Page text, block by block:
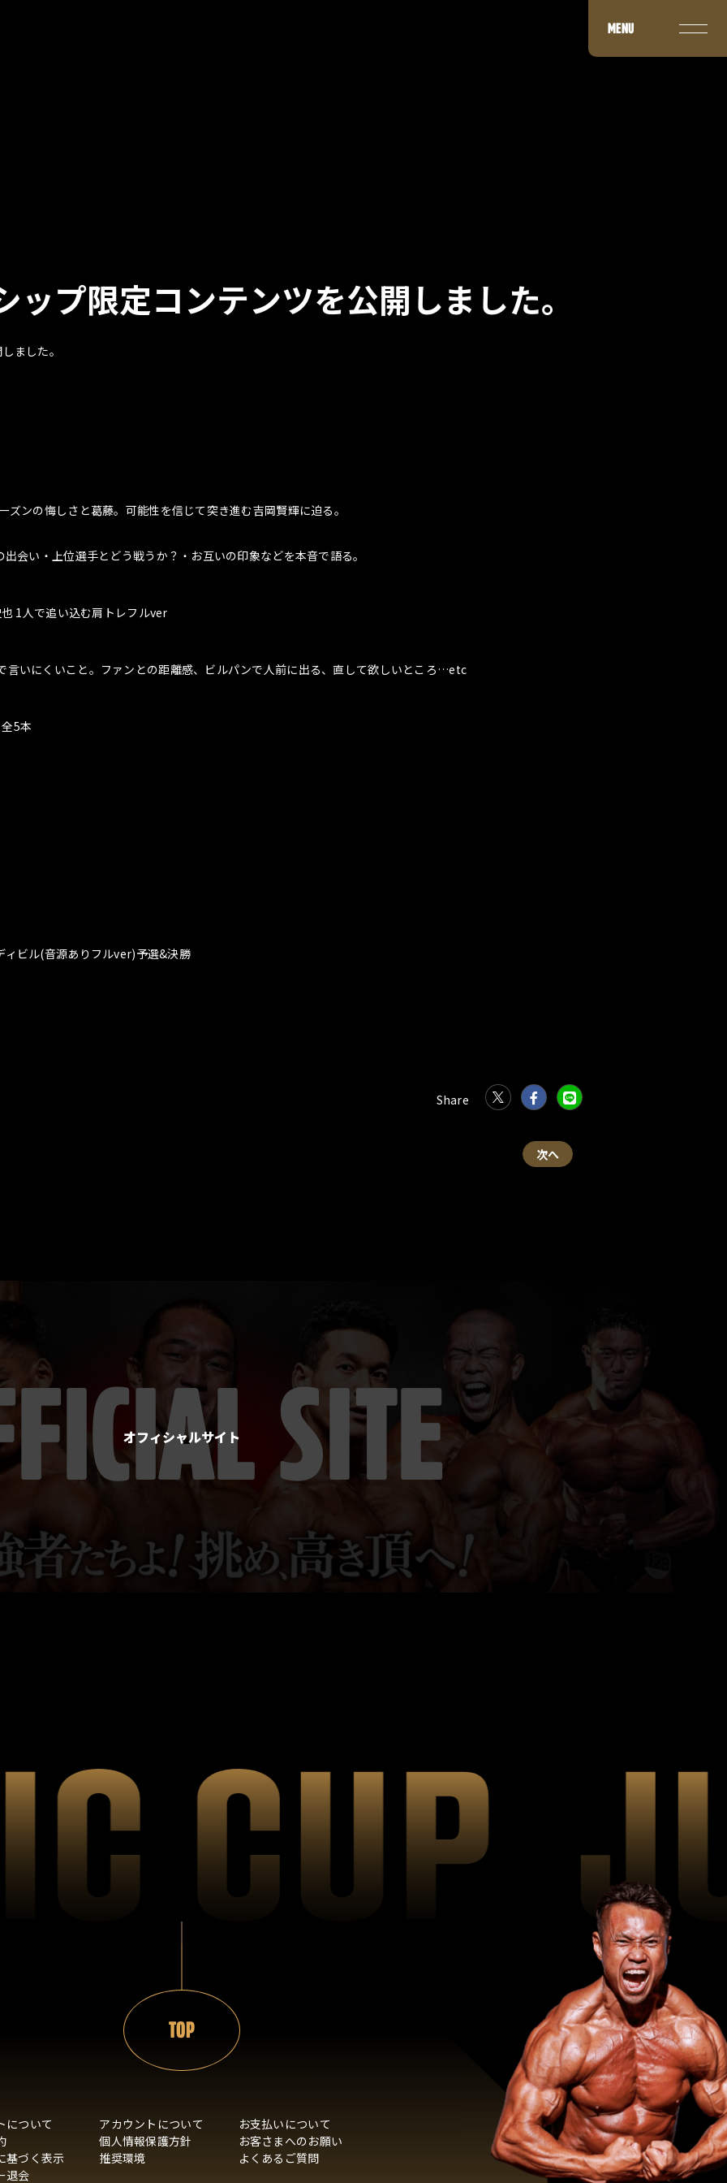
MENU
ップ限定コンテンツを公開しました。
ました。
ンの悔しさと葛藤。可能性を信じて突き進む吉岡賢輝に迫る。
会い・上位選手とどう戦うか？・お互いの印象などを本音で語る。
1人で追い込む肩トレフルver
言いにくいこと。ファンとの距離感、ビルパンで人前に出る、直して欲しいところ…etc
5本
ィビル(音源ありフルver)予選&決勝
次へ
SITE
オフィシャルサイト
TOP
について アカウントについて
お支払いについて
個人情報保護方針
お客さまへのお願い
基づく表示
推奨環境
よくあるご質問
退会